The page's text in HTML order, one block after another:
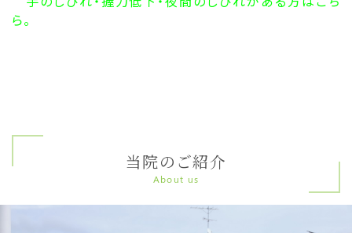
ら。
当院のご紹介
About us